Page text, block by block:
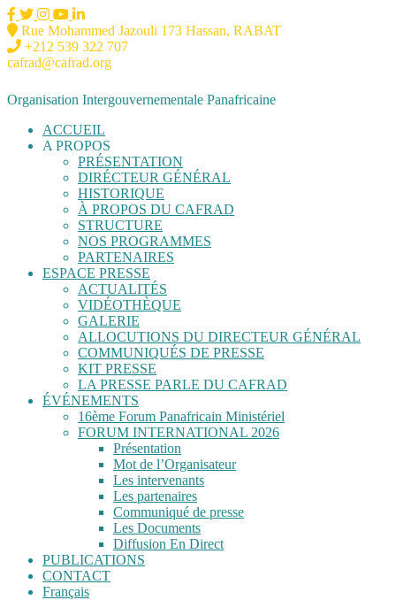
Rue Mohammed Jazouli 173 Hassan, RABAT
+212 539 322 707
cafrad@cafrad.org
Organisation Intergouvernementale Panafricaine
ACCUEIL
A PROPOS
PRÉSENTATION
DIRÉCTEUR GÉNÉRAL
HISTORIQUE
À PROPOS DU CAFRAD
STRUCTURE
NOS PROGRAMMES
PARTENAIRES
ESPACE PRESSE
ACTUALITÉS
VIDÉOTHÈQUE
GALERIE
ALLOCUTIONS DU DIRECTEUR GÉNÉRAL
COMMUNIQUÉS DE PRESSE
KIT PRESSE
LA PRESSE PARLE DU CAFRAD
ÉVÉNEMENTS
16ème Forum Panafricain Ministériel
FORUM INTERNATIONAL 2026
Présentation
Mot de l’Organisateur
Les intervenants
Les partenaires
Communiqué de presse
Les Documents
Diffusion En Direct
PUBLICATIONS
CONTACT
Français